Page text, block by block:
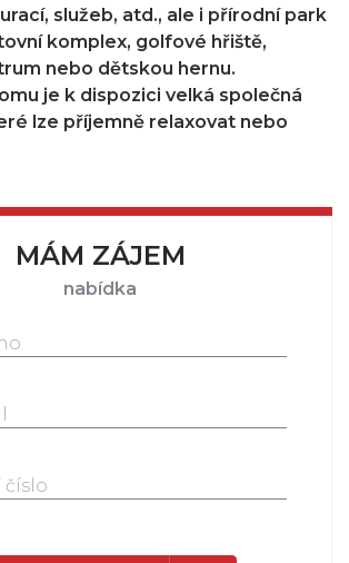
služeb, atd., ale i přírodní park
komplex, golfové hřiště,
nebo dětskou hernu.
je k dispozici velká společná
lze příjemně relaxovat nebo
MÁM ZÁJEM
nabídka